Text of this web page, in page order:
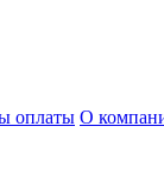
оплаты О